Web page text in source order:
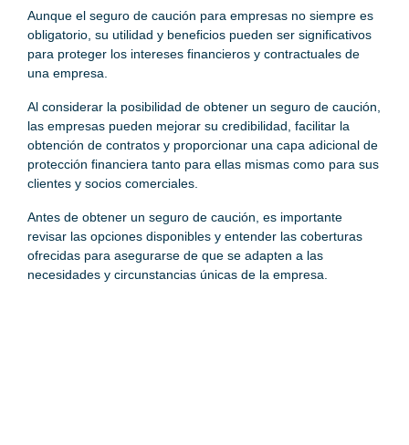
Aunque el seguro de caución para empresas no siempre es
obligatorio, su utilidad y beneficios pueden ser significativos
para proteger los intereses financieros y contractuales de
una empresa.
Al considerar la posibilidad de obtener un seguro de caución,
las empresas pueden mejorar su credibilidad, facilitar la
obtención de contratos y proporcionar una capa adicional de
protección financiera tanto para ellas mismas como para sus
clientes y socios comerciales.
Antes de obtener un seguro de caución, es importante
revisar las opciones disponibles y entender las coberturas
ofrecidas para asegurarse de que se adapten a las
necesidades y circunstancias únicas de la empresa.